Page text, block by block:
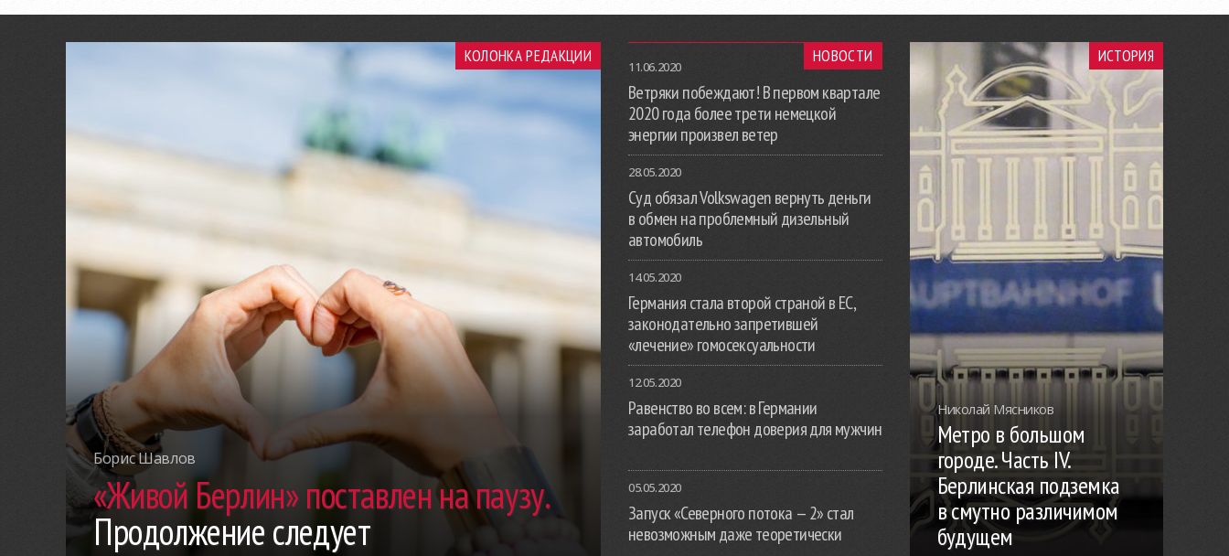
КОЛОНКА РЕДАКЦИИ
Борис Шавлов
«Живой Берлин» поставлен на паузу.
Продолжение следует
НОВОСТИ
11.06.2020
Ветряки побеждают! В первом квартале
2020 года более трети немецкой
энергии произвел ветер
28.05.2020
Суд обязал Volkswagen вернуть деньги
в обмен на проблемный дизельный
автомобиль
14.05.2020
Германия стала второй страной в ЕС,
законодательно запретившей
«лечение» гомосексуальности
12.05.2020
Равенство во всем: в Германии
заработал телефон доверия для мужчин
05.05.2020
Запуск «Северного потока — 2» стал
невозможным даже теоретически
ИСТОРИЯ
Николай Мясников
Метро в большом
городе. Часть IV.
Берлинская подземка
в смутно различимом
будущем